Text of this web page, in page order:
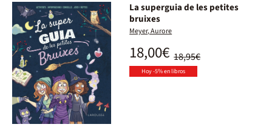
La superguia de les petites
bruixes
Meyer, Aurore
18,95€
18,00€
Hoy -5% en libros